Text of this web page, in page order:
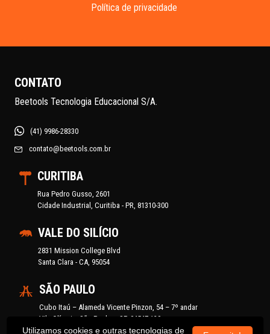
Política de privacidade
CONTATO
Beetools Tecnologia Educacional S/A.
(41) 9986-28330
contato@beetools.com.br
CURITIBA
Rua Pedro Gusso, 2601
Cidade Industrial, Curitiba - PR, 81310-300
VALE DO SILÍCIO
2831 Mission College Blvd
Santa Clara - CA, 95054
SÃO PAULO
Cubo Itaú – Alameda Vicente Pinzon, 54 – 7º andar
Vila Olímpia, São Paulo – SP, 04547-130
Utilizamos cookies e outras tecnologias de